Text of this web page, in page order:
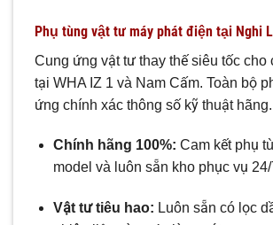
Phụ tùng vật tư máy phát điện tại Nghi
Cung ứng vật tư thay thế siêu tốc cho
tại WHA IZ 1 và Nam Cấm. Toàn bộ
ứng chính xác thông số kỹ thuật hãng.
Chính hãng 100%: Cam kết phụ
model và luôn sẵn kho phục vụ 24/
Vật tư tiêu hao: Luôn sẵn có lọc